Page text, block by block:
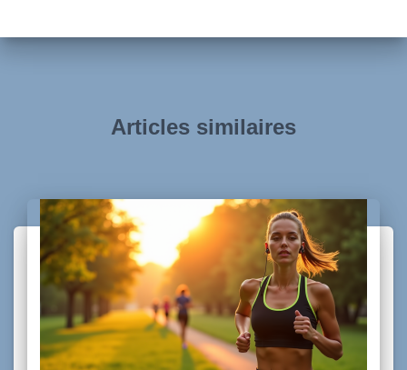
Articles similaires